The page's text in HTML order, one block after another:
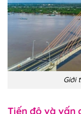
Giới
Tiến độ và vấn